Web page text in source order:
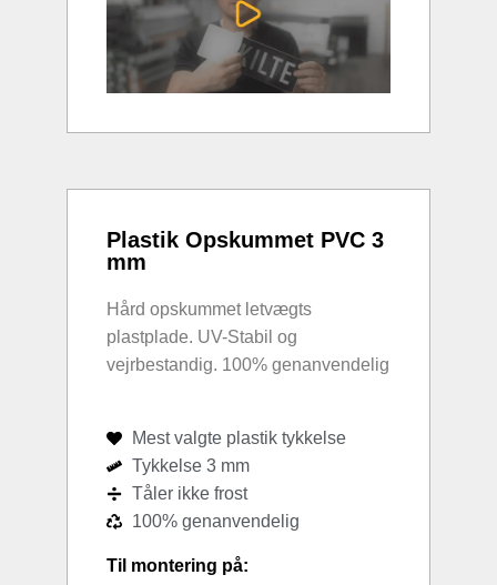
Plastik Opskummet PVC 3
mm
Hård opskummet letvægts
plastplade. UV-Stabil og
vejrbestandig. 100% genanvendelig
Mest valgte plastik tykkelse
Tykkelse 3 mm
Tåler ikke frost
100% genanvendelig
Til montering på: